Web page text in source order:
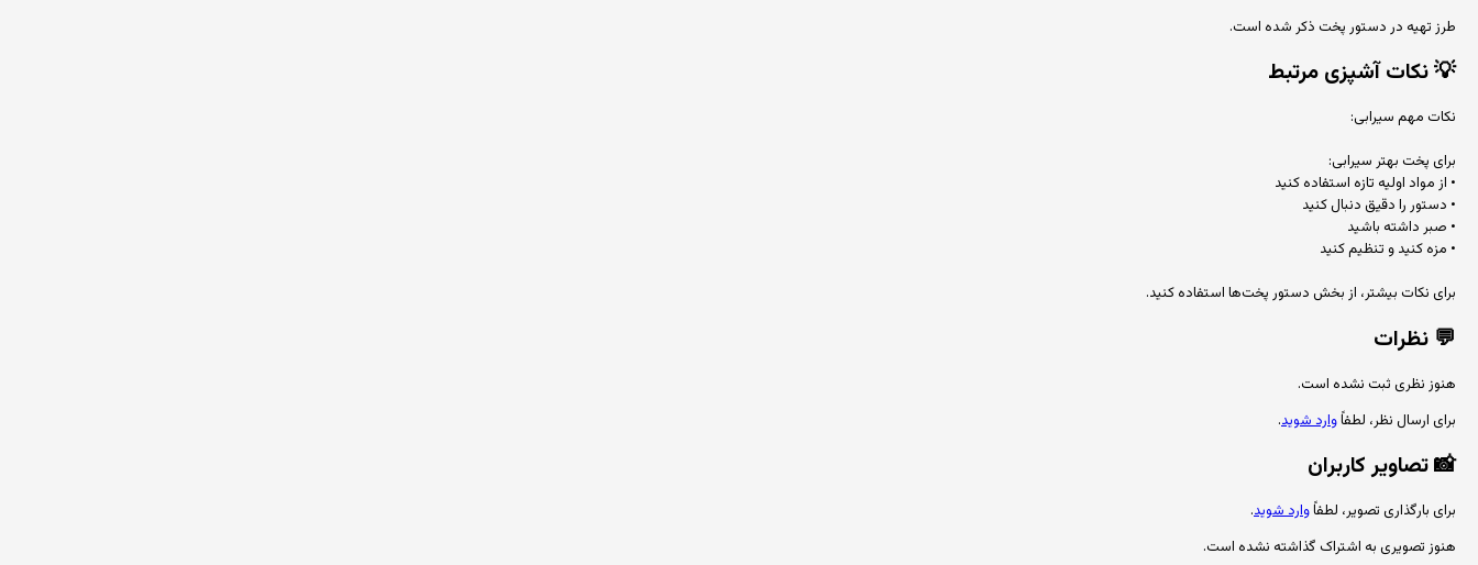
طرز تهیه در دستور پخت ذکر شده است.
💡نکات آشپزی مرتبط
نکات مهم سیرابی:
برای پخت بهتر سیرابی:
• از مواد اولیه تازه استفاده کنید
• دستور را دقیق دنبال کنید
• صبر داشته باشید
• مزه کنید و تنظیم کنید
برای نکات بیشتر، از بخش دستور پخت‌ها استفاده کنید.
💬 نظرات
هنوز نظری ثبت نشده است.
برای ارسال نظر، لطفاًوارد شوید.
📸تصاویر کاربران
برای بارگذاری تصویر، لطفاًوارد شوید.
هنوز تصویری به اشتراک گذاشته نشده است.